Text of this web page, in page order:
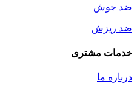
ضد جوش
ضد ریزش
خدمات مشتری
درباره ما